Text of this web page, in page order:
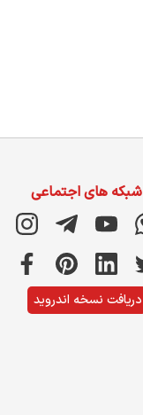
شبکه های اجتماعی
دریافت نسخه اندروید